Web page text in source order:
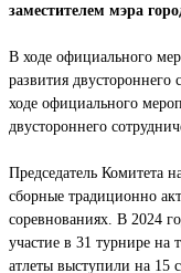
заместителем мэра
В ходе официального
развития двустороннего
ходе официального
двустороннего
Председатель Комитета
сборные традиционно
соревнованиях. В 2024
участие в 31 турнире на
атлеты выступили на 15